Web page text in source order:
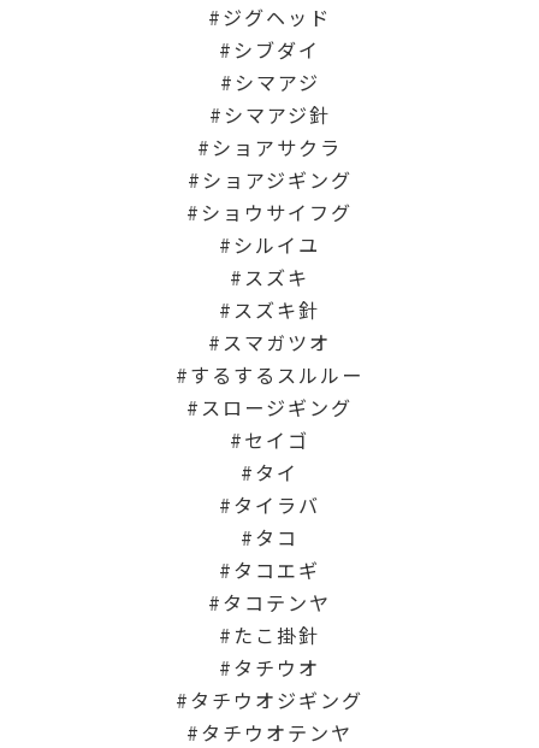
ジグヘッド
シブダイ
シマアジ
シマアジ針
ショアサクラ
ショアジギング
ショウサイフグ
シルイユ
スズキ
スズキ針
スマガツオ
するするスルルー
スロージギング
セイゴ
タイ
タイラバ
タコ
タコエギ
タコテンヤ
たこ掛針
タチウオ
タチウオジギング
タチウオテンヤ